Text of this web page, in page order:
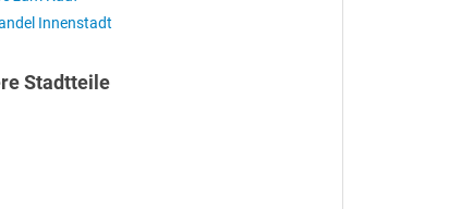
Innenstadt
Stadtteile